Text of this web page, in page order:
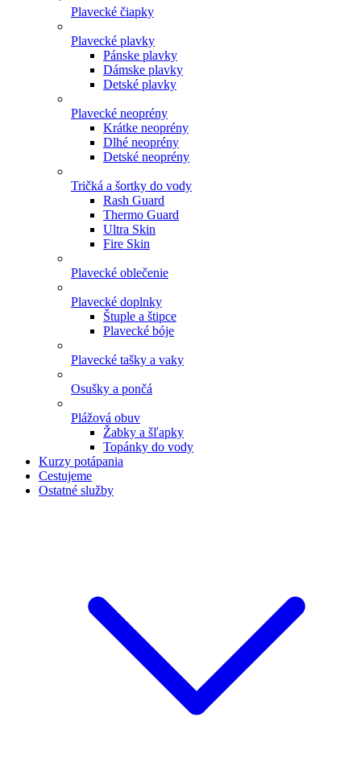
Plavecké čiapky
Plavecké plavky
Pánske plavky
Dámske plavky
Detské plavky
Plavecké neoprény
Krátke neoprény
Dlhé neoprény
Detské neoprény
Tričká a šortky do vody
Rash Guard
Thermo Guard
Ultra Skin
Fire Skin
Plavecké oblečenie
Plavecké doplnky
Štuple a štipce
Plavecké bóje
Plavecké tašky a vaky
Osušky a pončá
Plážová obuv
Žabky a šľapky
Topánky do vody
Kurzy potápania
Cestujeme
Ostatné služby